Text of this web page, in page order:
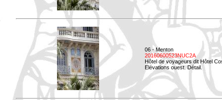
06 - Menton
20160600523NUC2A
Hôtel de voyageurs dit Hôtel
Elévations ouest. Détail.